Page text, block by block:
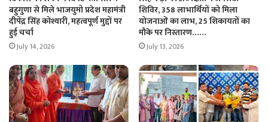
बहुगुणा से मिले भाजयुमो प्रदेश महामंत्री
दीपेंद्र सिंह कोश्यारी, महत्वपूर्ण मुद्दों पर
हुई चर्चा
July 14, 2026
शिविर, 358 लाभार्थियों को मिला
योजनाओं का लाभ, 25 शिकायतों का
मौके पर निस्तारण……
July 13, 2026